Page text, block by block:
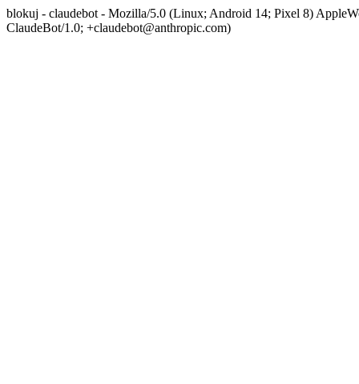
blokuj - claudebot - Mozilla/5.0 (Linux; Android 14; Pixel 8)
ClaudeBot/1.0; +claudebot@anthropic.com)